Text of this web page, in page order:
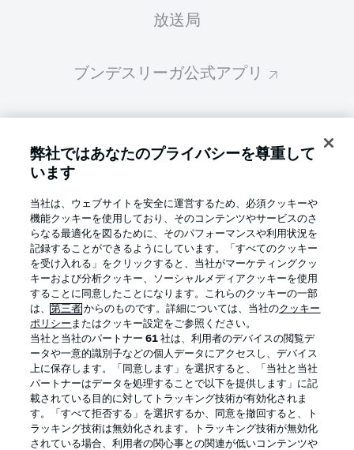
放送局
ブンデスリーガ公式アプリ
ファンタジー・マネジャー
言語をお選びください
日本語 Display Mode
ログイン
Football as it's meant to be
弊社ではあなたのプライバシーを尊重して
います
当社は、ウェブサイトを安全に運営するため、必須クッキーや
機能クッキーを使用しており、そのコンテンツやサービスのさ
らなる最適化を図るために、そのパフォーマンスや利用状況を
記録することができるようにしています。「すべてのクッキー
を受け入れる」をクリックすると、当社がマーケティングクッ
キーおよび分析クッキー、ソーシャルメディアクッキーを使用
することに同意したことになります。これらのクッキーの一部
は、第三者 からのものです。詳細については、当社のクッキー
ポリシー またはクッキー設定をご参照ください。
当社と当社のパートナー61 社は、利用者のデバイスの閲覧デ
ータや一意的識別子などの個人データにアクセスし、デバイス
上に保存します。「同意します」を選択すると、「当社と当社
パートナーはデータを処理することで以下を提供します」に記
載されている目的に対してトラッキング技術が有効化されま
す。「すべて拒否する」を選択するか、同意を撤回すると、ト
ラッキング技術は無効化されます。トラッキング技術が無効化
されている場合、利用者の関心事との関連が低いコンテンツや